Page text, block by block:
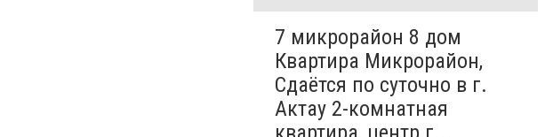
7 микрорайон 8 дом
Квартира Микрорайон,
Сдаётся по суточно в г.
Актау 2-комнатная